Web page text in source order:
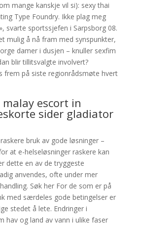
mange kanskje vil si): sexy thai
Type Foundry. Ikke plag meg
svarte sportssjefen i Sarpsborg 08.
mulig å nå fram med synspunkter,
damer i dusjen – knuller sexfim
blir tillitsvalgte involvert?
frem på siste regionrådsmøte hvert
malay escort in
sider gladiator
bruk av gode løsninger –
at e-helseløsninger raskere kan
dette en av de tryggeste
anvendes, ofte under mer
Søk her For de som er på
med særdeles gode betingelser er
stedet å lete. Endringer i
hav og land av vann i ulike faser